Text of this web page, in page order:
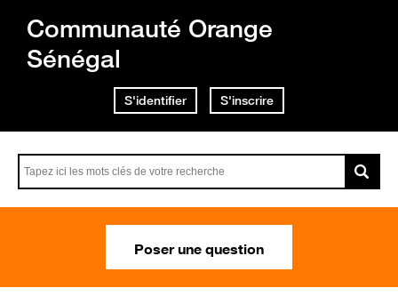
Communauté Orange
Sénégal
S'identifier S'inscrire
Poser une question